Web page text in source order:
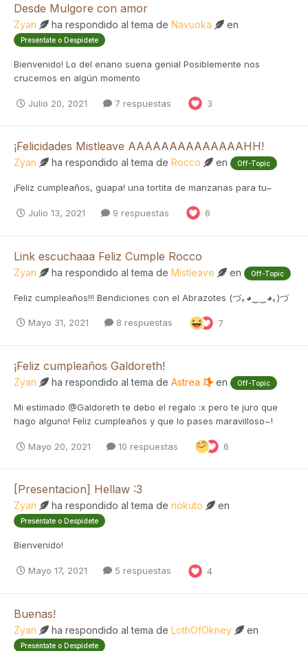
Desde Mulgore con amor
Zyan ha respondido al tema de Navuoka en
Preséntate o Despídete
Bienvenido! Lo del enano suena genial Posiblemente nos
crucemos en algún momento
Julio 20, 2021 7 respuestas 3
¡Felicidades Mistleave AAAAAAAAAAAAAAHH!
Zyan ha respondido al tema de Rocco en Off-Topic
¡Feliz cumpleaños, guapa! una tortita de manzanas para tu~
Julio 13, 2021 9 respuestas 6
Link escuchaaa Feliz Cumple Rocco
Zyan ha respondido al tema de Mistleave en Off-Topic
Feliz cumpleaños!!! Bendiciones con el Abrazotes (づ｡◕‿‿◕｡)づ
Mayo 31, 2021 8 respuestas 7
¡Feliz cumpleaños Galdoreth!
Zyan ha respondido al tema de Astrea en Off-Topic
Mi estimado @Galdoreth te debo el regalo :x pero te juro que
hago alguno! Feliz cumpleaños y que lo pases maravilloso~!
Mayo 20, 2021 10 respuestas 6
[Presentacion] Hellaw :3
Zyan ha respondido al tema de nokuto en
Preséntate o Despídete
Bienvenido!
Mayo 17, 2021 5 respuestas 4
Buenas!
Zyan ha respondido al tema de LothOfOkney en
Preséntate o Despídete